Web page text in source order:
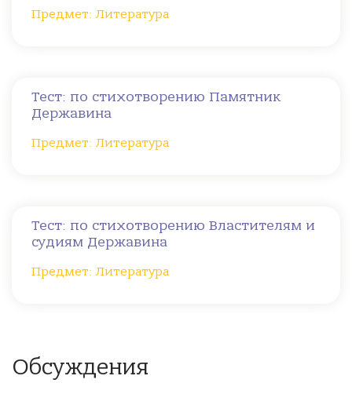
Предмет: Литература
Тест: по стихотворению Памятник
Державина
Предмет: Литература
Тест: по стихотворению Властителям и
судиям Державина
Предмет: Литература
Обсуждения